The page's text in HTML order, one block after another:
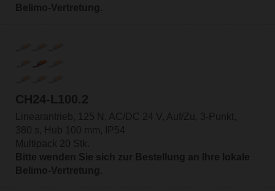
Belimo-Vertretung.
CH24-L100.2
Linearantrieb, 125 N, AC/DC 24 V, Auf/Zu, 3-Punkt,
380 s, Hub 100 mm, IP54
Multipack 20 Stk.
Bitte wenden Sie sich zur Bestellung an Ihre lokale
Belimo-Vertretung.